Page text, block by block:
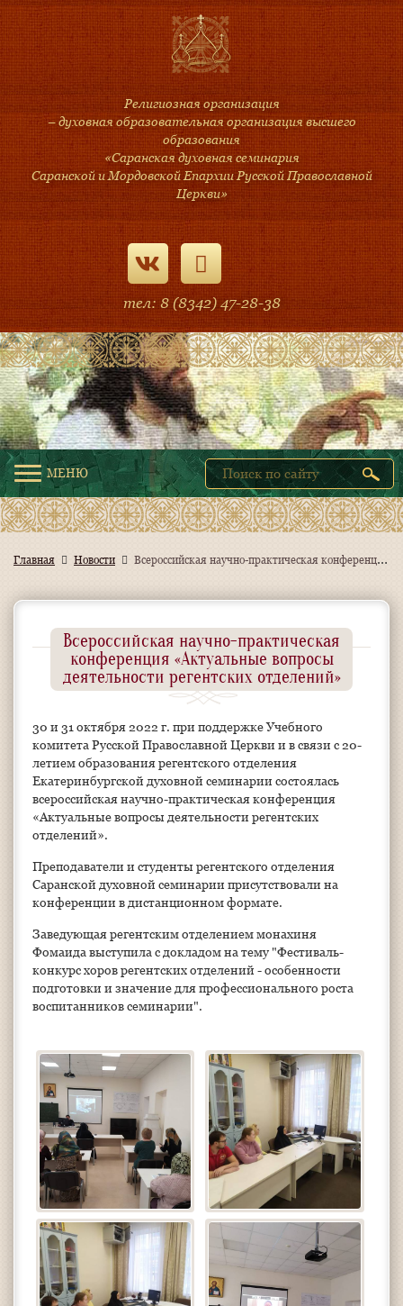
Религиозная организация
– духовная образовательная организация высшего
образования
«Саранская духовная семинария
Саранской и Мордовской Епархии Русской Православной
Церкви»
тел: 8 (8342) 47-28-38
МЕНЮ
Главная Новости В
сероссийская научно-практическая конференция «Актуальные вопросы деятельности регентских отделений»
Всероссийская научно-практическая
конференция «Актуальные вопросы
деятельности регентских отделений»
30 и 31 октября 2022 г. при поддержке Учебного
комитета Русской Православной Церкви и в связи с 20-
летием образования регентского отделения
Екатеринбургской духовной семинарии состоялась
всероссийская научно-практическая конференция
«Актуальные вопросы деятельности регентских
отделений».
Преподаватели и студенты регентского отделения
Саранской духовной семинарии присутствовали на
конференции в дистанционном формате.
Заведующая регентским отделением монахиня
Фомаида выступила с докладом на тему "Фестиваль-
конкурс хоров регентских отделений - особенности
подготовки и значение для профессионального роста
воспитанников семинарии".